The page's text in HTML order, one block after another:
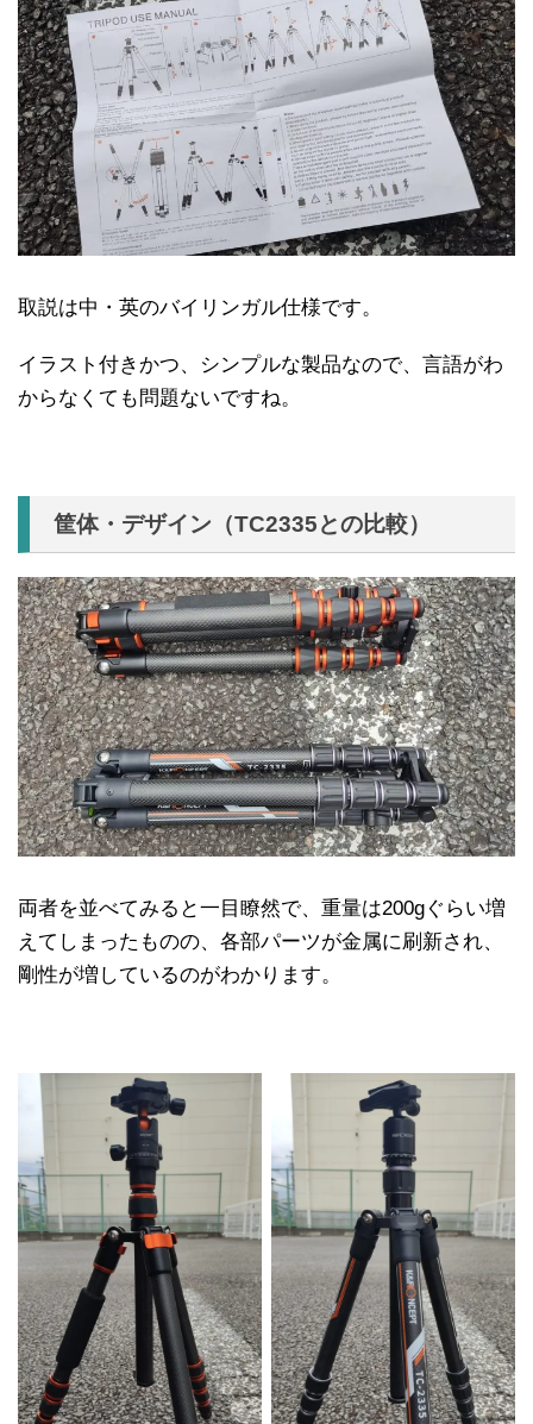
取説は中・英のバイリンガル仕様です。
イラスト付きかつ、シンプルな製品なので、言語がわ
からなくても問題ないですね。
筐体・デザイン（TC2335との比較）
両者を並べてみると一目瞭然で、重量は200gぐらい増
えてしまったものの、各部パーツが金属に刷新され、
剛性が増しているのがわかります。